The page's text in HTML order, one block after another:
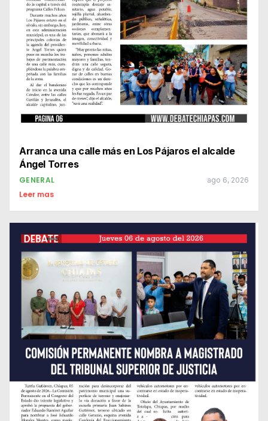
Arranca una calle más en Los Pájaros el alcalde
Ángel Torres
GENERAL ago 6, 2026
Leer mas